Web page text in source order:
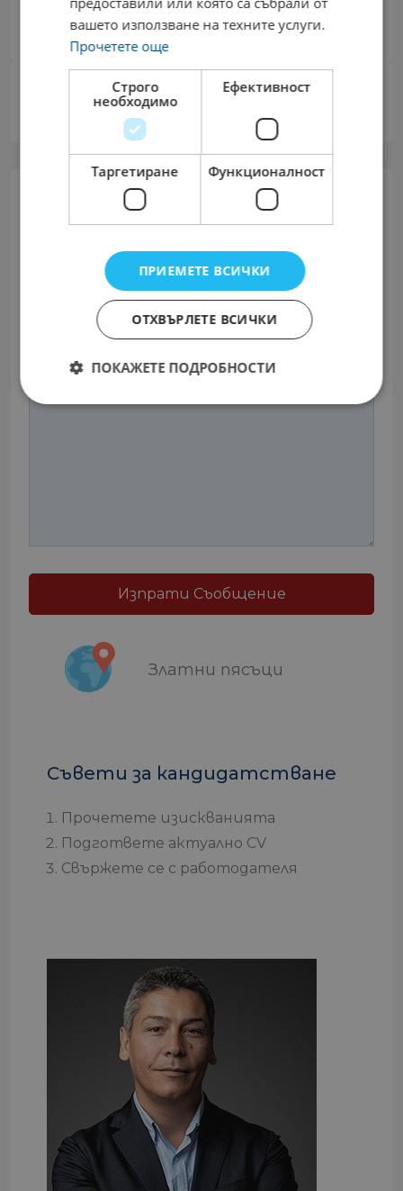
Facebook
Twitter
LinkedIn
Share
GRIFID Hotels
Изпрати Съобщение
Златни пясъци
Съвети за кандидатстване
Прочетете изискванията
Подгответе актуално CV
Свържете се с работодателя
вашето използване на техните услуги.
Прочетете още
Строго
необходимо
Ефективност
Таргетиране Функционалност
ПРИЕМЕТЕ ВСИЧКИ
ОТХВЪРЛЕТЕ ВСИЧКИ
ПОКАЖЕТЕ ПОДРОБНОСТИ